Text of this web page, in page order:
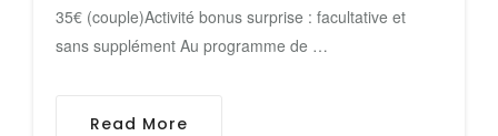
35€ (couple)Activité bonus surprise : facultative et
sans supplément Au programme de …
Read More